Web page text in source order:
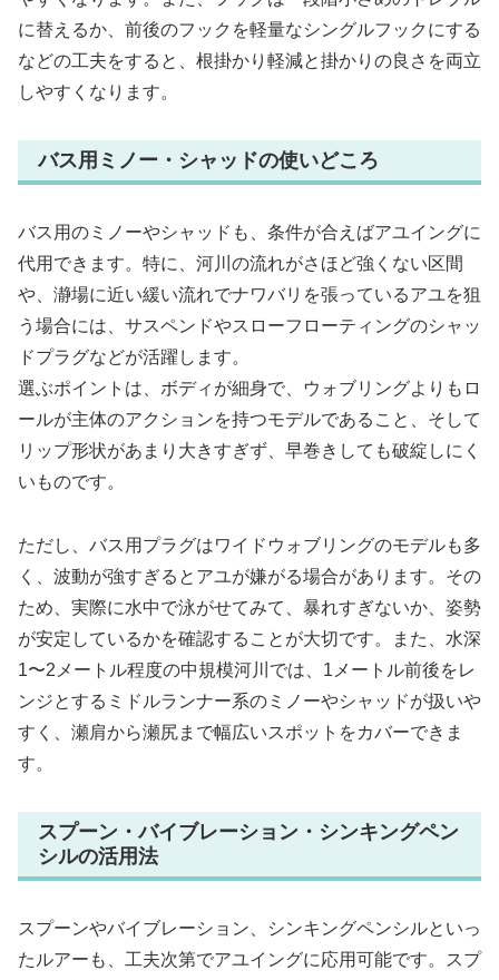
に替えるか、前後のフックを軽量なシングルフックにする
などの工夫をすると、根掛かり軽減と掛かりの良さを両立
しやすくなります。
バス用ミノー・シャッドの使いどころ
バス用のミノーやシャッドも、条件が合えばアユイングに
代用できます。特に、河川の流れがさほど強くない区間
や、瀞場に近い緩い流れでナワバリを張っているアユを狙
う場合には、サスペンドやスローフローティングのシャッ
ドプラグなどが活躍します。
選ぶポイントは、ボディが細身で、ウォブリングよりもロ
ールが主体のアクションを持つモデルであること、そして
リップ形状があまり大きすぎず、早巻きしても破綻しにく
いものです。
ただし、バス用プラグはワイドウォブリングのモデルも多
く、波動が強すぎるとアユが嫌がる場合があります。その
ため、実際に水中で泳がせてみて、暴れすぎないか、姿勢
が安定しているかを確認することが大切です。また、水深
1〜2メートル程度の中規模河川では、1メートル前後をレ
ンジとするミドルランナー系のミノーやシャッドが扱いや
すく、瀬肩から瀬尻まで幅広いスポットをカバーできま
す。
スプーン・バイブレーション・シンキングペン
シルの活用法
スプーンやバイブレーション、シンキングペンシルといっ
たルアーも、工夫次第でアユイングに応用可能です。スプ